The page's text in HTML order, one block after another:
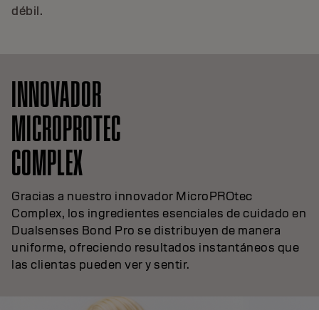
débil.
INNOVADOR
MICROPROTEC
COMPLEX
Gracias a nuestro innovador MicroPROtec
Complex, los ingredientes esenciales de cuidado en
Dualsenses Bond Pro se distribuyen de manera
uniforme, ofreciendo resultados instantáneos que
las clientas pueden ver y sentir.